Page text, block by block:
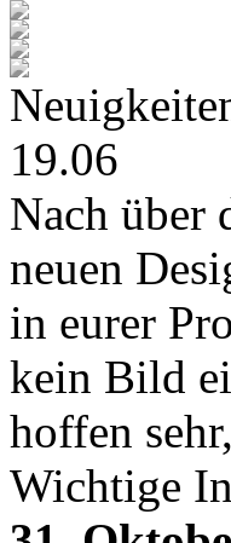
19.06
Nach über
neuen
in eurer
kein Bild
hoffen
Wichtige